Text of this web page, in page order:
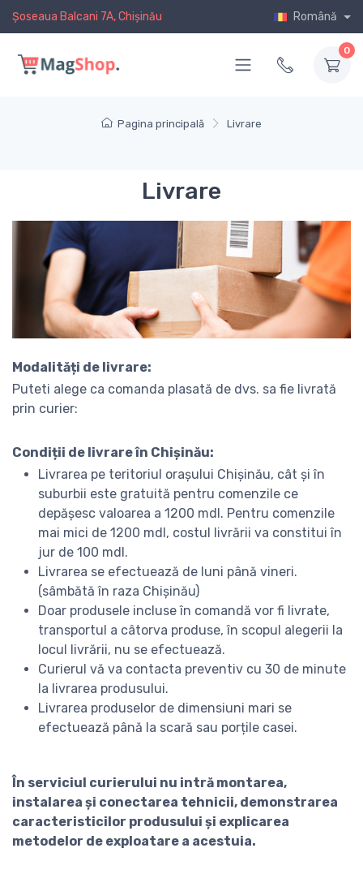
Șoseaua Balcani 7A, Chișinău Română
0
Pagina principală Livrare
Livrare
Modalități de livrare:
Puteti alege ca comanda plasată de dvs. sa fie livrată
prin curier:
Condiții de livrare în Chișinău:
Livrarea pe teritoriul orașului Chișinău, cât și în
suburbii este gratuită pentru comenzile ce
depășesc valoarea a 1200 mdl. Pentru comenzile
mai mici de 1200 mdl, costul livrării va constitui în
jur de 100 mdl.
Livrarea se efectuează de luni până vineri.
(sâmbătă în raza Chișinău)
Doar produsele incluse în comandă vor fi livrate,
transportul a câtorva produse, în scopul alegerii la
locul livrării, nu se efectuează.
Curierul vă va contacta preventiv cu 30 de minute
la livrarea produsului.
Livrarea produselor de dimensiuni mari se
efectuează până la scară sau porțile casei.
În serviciul curierului nu intră montarea,
instalarea și conectarea tehnicii, demonstrarea
caracteristicilor produsului și explicarea
metodelor de exploatare a acestuia.